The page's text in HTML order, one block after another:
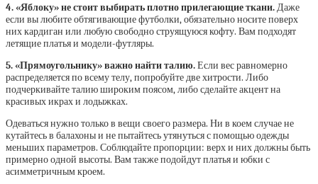
4. «Яблоку» не стоит выбирать плотно прилегающие ткани.Даже
если вы любите обтягивающие футболки, обязательно носите поверх
них кардиган или любую свободно струящуюся кофту. Вам подходят
летящие платья и модели-футляры.
5. «Прямоугольнику» важно найти талию.Если вес равномерно
распределяется по всему телу, попробуйте две хитрости. Либо
подчеркивайте талию широким поясом, либо сделайте акцент на
красивых икрах и лодыжках.
Одеваться нужно только в вещи своего размера. Ни в коем случае не
кутайтесь в балахоны и не пытайтесь утянуться с помощью одежды
меньших параметров. Соблюдайте пропорции: верх и них должны быть
примерно одной высоты. Вам также подойдут платья и юбки с
асимметричным кроем.